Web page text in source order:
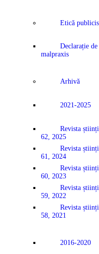
Etică
Declarație
malpraxis
Arhivă
2021-2025
Revista
62, 2025
Revista
61, 2024
Revista
60, 2023
Revista
59, 2022
Revista
58, 2021
2016-2020